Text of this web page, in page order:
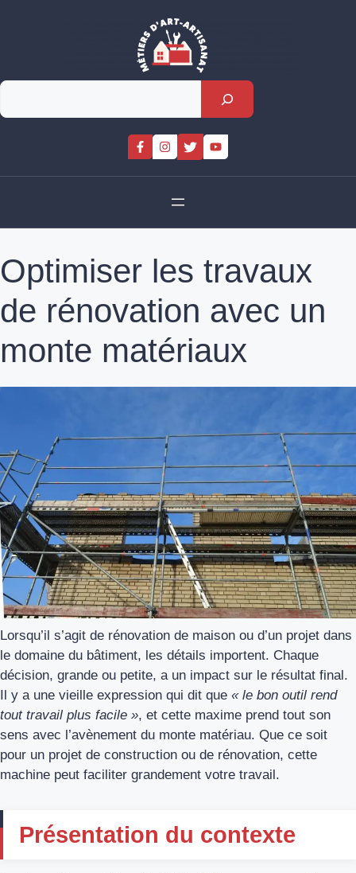
Rechercher
Optimiser les travaux
de rénovation avec un
monte matériaux
Lorsqu’il s’agit de rénovation de maison ou d’un projet dans
le domaine du bâtiment, les détails importent. Chaque
décision, grande ou petite, a un impact sur le résultat final.
Il y a une vieille expression qui dit que « le bon outil rend
tout travail plus facile », et cette maxime prend tout son
sens avec l’avènement du monte matériau. Que ce soit
pour un projet de construction ou de rénovation, cette
machine peut faciliter grandement votre travail.
Présentation du contexte